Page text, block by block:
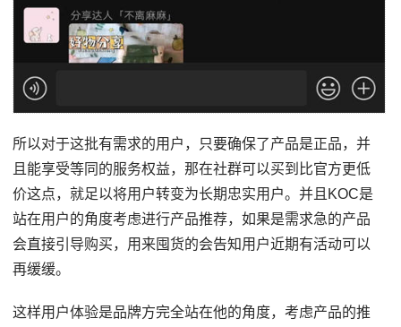
所以对于这批有需求的用户，只要确保了产品是正品，并
且能享受等同的服务权益，那在社群可以买到比官方更低
价这点，就足以将用户转变为长期忠实用户。并且KOC是
站在用户的角度考虑进行产品推荐，如果是需求急的产品
会直接引导购买，用来囤货的会告知用户近期有活动可以
再缓缓。
这样用户体验是品牌方完全站在他的角度，考虑产品的推